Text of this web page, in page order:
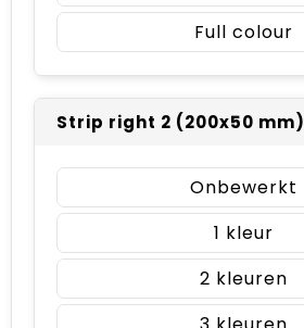
Full colour
Strip right 2 (200x50 mm)
Onbewerkt
1
2